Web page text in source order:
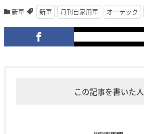
新車 新車 月刊自家用車 オーテック
この記事を書いた人